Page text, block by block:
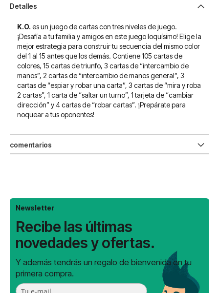
Detalles
K.O. es un juego de cartas con tres niveles de juego.
¡Desafía a tu familia y amigos en este juego loquísimo! Elige la
mejor estrategia para construir tu secuencia del mismo color
del 1 al 15 antes que los demás. Contiene 105 cartas de
colores, 15 cartas de triunfo, 3 cartas de “intercambio de
manos”, 2 cartas de “intercambio de manos general”, 3
cartas de “espiar y robar una carta”, 3 cartas de “mira y roba
2 cartas”, 1 carta de “saltar un turno”, 1 tarjeta de “cambiar
dirección” y 4 cartas de “robar cartas”. ¡Prepárate para
noquear a tus oponentes!
comentarios
Newsletter
Recibe las últimas
novedades y ofertas.
Y además tendrás un regalo de bienvenida en tu
primera compra.